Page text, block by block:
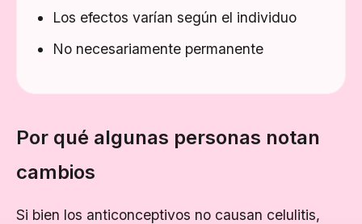
Los efectos varían según el individuo
No necesariamente permanente
Por qué algunas personas notan
cambios
Si bien los anticonceptivos no causan celulitis,